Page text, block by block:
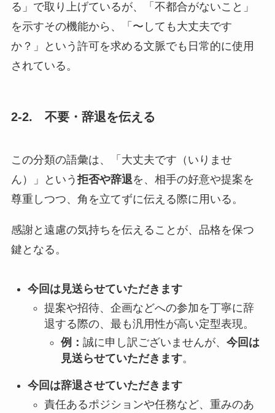
る」で取り上げているが、「不都合がないこと」
を示すその機能から、「〜しても大丈夫です
か？」という許可を求める文脈でも日常的に使用
されている。
2-2. 不要・辞退を伝える
この分類の語彙は、「大丈夫です（いりませ
ん）」という 拒否や辞退を、相手の好意や提案を
尊重しつつ、角を立てずに伝える際に用いる。
感謝と遠慮の気持ちを伝えることが、品格を保つ
鍵となる。
今回は見送らせていただきます
提案や招待、企画などへの参加を丁寧に辞
退する際の、最も汎用性が高い定型表現。
例： 誠に申し訳ございませんが、 今回は
見送らせていただきます。
今回は辞退させていただきます
責任あるポジションや任務など、重みのあ